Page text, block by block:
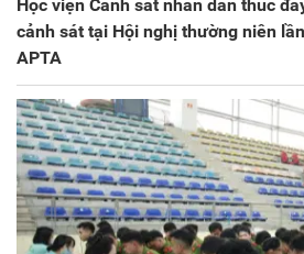
Học viện Cảnh sát nhân dân thúc
cảnh sát tại Hội nghị thường niên
APTA